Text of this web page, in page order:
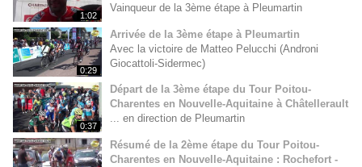
1:02
Vainqueur de la 3ème étape à Pleumartin
0:29
Arrivée de la 3ème étape à Pleumartin
Avec la victoire de Matteo Pelucchi (Androni
Giocattoli-Sidermec)
0:37
Départ de la 3ème étape du Tour Poitou-
Charentes en Nouvelle-Aquitaine à Châtellerault
... en direction de Pleumartin
Résumé de la 2ème étape du Tour Poitou-
Charentes en Nouvelle-Aquitaine : Rochefort -